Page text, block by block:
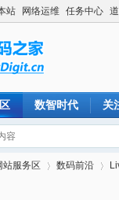
站 网络运维 任务中心
数智时代 关
站服务区 数码前沿